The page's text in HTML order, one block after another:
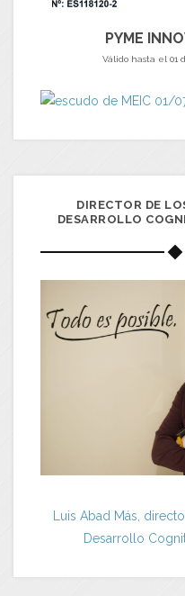
PYME
Válido hasta el 01
DIRECTOR DE
DESARROLLO
Luis Abad Más,
Desarrollo